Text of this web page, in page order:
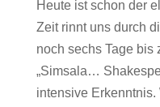
Heute ist schon der
Zeit rinnt uns durch
noch sechs Tage bis
„Simsala…
intensive